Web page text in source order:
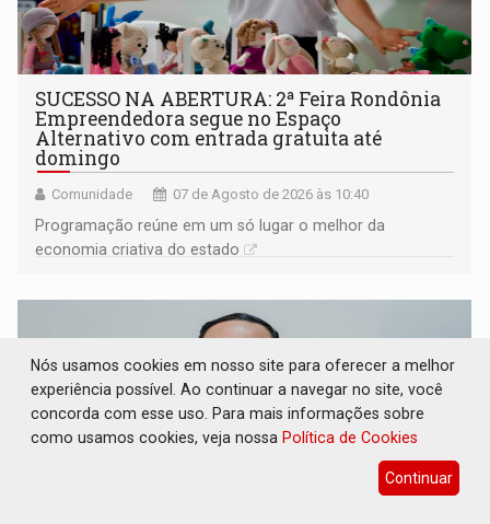
SUCESSO NA ABERTURA: 2ª Feira Rondônia
Empreendedora segue no Espaço
Alternativo com entrada gratuita até
domingo
Comunidade 07 de Agosto de 2026 às 10:40
Programação reúne em um só lugar o melhor da
economia criativa do estado
Nós usamos cookies em nosso site para oferecer a melhor
experiência possível. Ao continuar a navegar no site, você
concorda com esse uso. Para mais informações sobre
como usamos cookies, veja nossa Política de Cookies
Continuar